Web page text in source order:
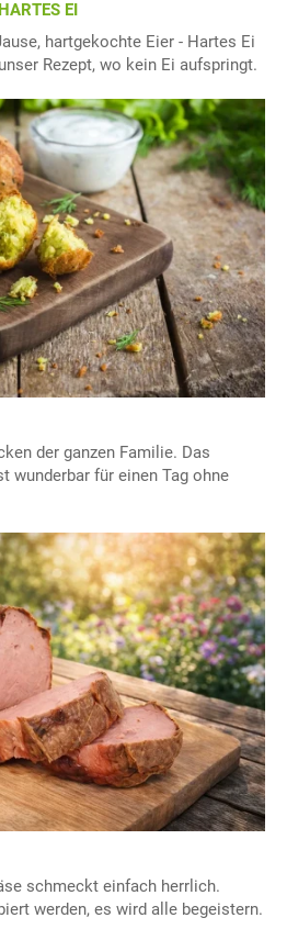
EI
hartgekochte Eier - Hartes Ei
Rezept, wo kein Ei aufspringt.
der ganzen Familie. Das
wunderbar für einen Tag ohne
schmeckt einfach herrlich.
werden, es wird alle begeistern.